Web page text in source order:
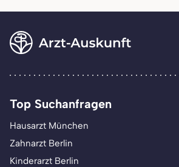
Top Suchanfragen
Hausarzt München
Zahnarzt Berlin
Kinderarzt Berlin